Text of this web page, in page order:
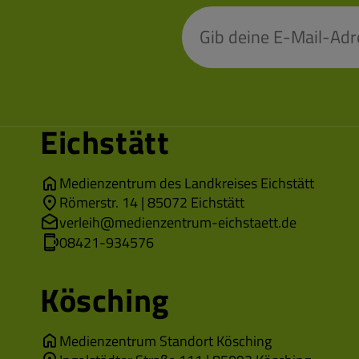
Eichstätt
Medienzentrum des Landkreises Eichstätt
Römerstr. 14 | 85072 Eichstätt
verleih@medienzentrum-eichstaett.de
08421-934576
Kösching
Medienzentrum Standort Kösching